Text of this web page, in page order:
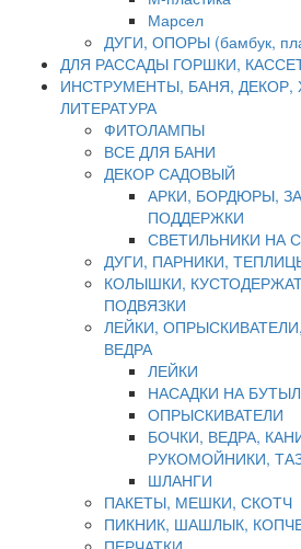
Марсел
ДУГИ, ОПОРЫ (бамбук,
ДЛЯ РАССАДЫ ГОРШКИ,
ИНСТРУМЕНТЫ, БАНЯ, ДЕКОР,
ЛИТЕРАТУРА
ФИТОЛАМПЫ
ВСЕ ДЛЯ БАНИ
ДЕКОР САДОВЫЙ
АРКИ, БОРДЮРЫ,
ПОДДЕРЖКИ
СВЕТИЛЬНИКИ НА
ДУГИ, ПАРНИКИ,
КОЛЫШКИ,
ПОДВЯЗКИ
ЛЕЙКИ,
ВЕДРА
ЛЕЙКИ
НАСАДКИ НА
ОПРЫСКИВАТЕЛИ
БОЧКИ, ВЕДРА,
РУКОМОЙНИКИ,
ШЛАНГИ
ПАКЕТЫ, МЕШКИ, СКОТЧ
ПИКНИК, ШАШЛЫК,